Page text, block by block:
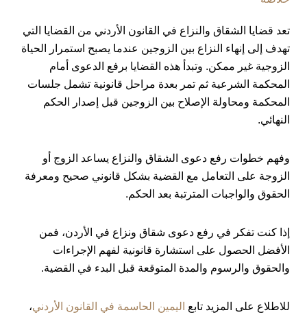
تعد قضايا الشقاق والنزاع في القانون الأردني من القضايا التي
تهدف إلى إنهاء النزاع بين الزوجين عندما يصبح استمرار الحياة
الزوجية غير ممكن. وتبدأ هذه القضايا برفع الدعوى أمام
المحكمة الشرعية ثم تمر بعدة مراحل قانونية تشمل جلسات
المحكمة ومحاولة الإصلاح بين الزوجين قبل إصدار الحكم
النهائي.
وفهم خطوات رفع دعوى الشقاق والنزاع يساعد الزوج أو
الزوجة على التعامل مع القضية بشكل قانوني صحيح ومعرفة
الحقوق والواجبات المترتبة بعد الحكم.
إذا كنت تفكر في رفع دعوى شقاق ونزاع في الأردن، فمن
الأفضل الحصول على استشارة قانونية لفهم الإجراءات
والحقوق والرسوم والمدة المتوقعة قبل البدء في القضية.
للاطلاع على المزيد تابع اليمين الحاسمة في القانون الأردني،